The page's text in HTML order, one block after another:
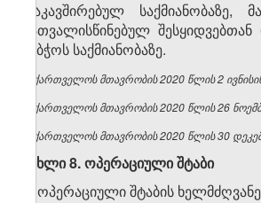
დაკავშირებულ
გათვალისწინებულ
საბჭოს საქმიანობაზე.
საქართველოს მთავრობის 2020 წლის 2
საქართველოს მთავრობის 2020 წლის 26
საქართველოს მთავრობის 2020 წლის 30
მუხლი 8. ოპერაციული შტაბი
1. ოპერაციული შტაბის